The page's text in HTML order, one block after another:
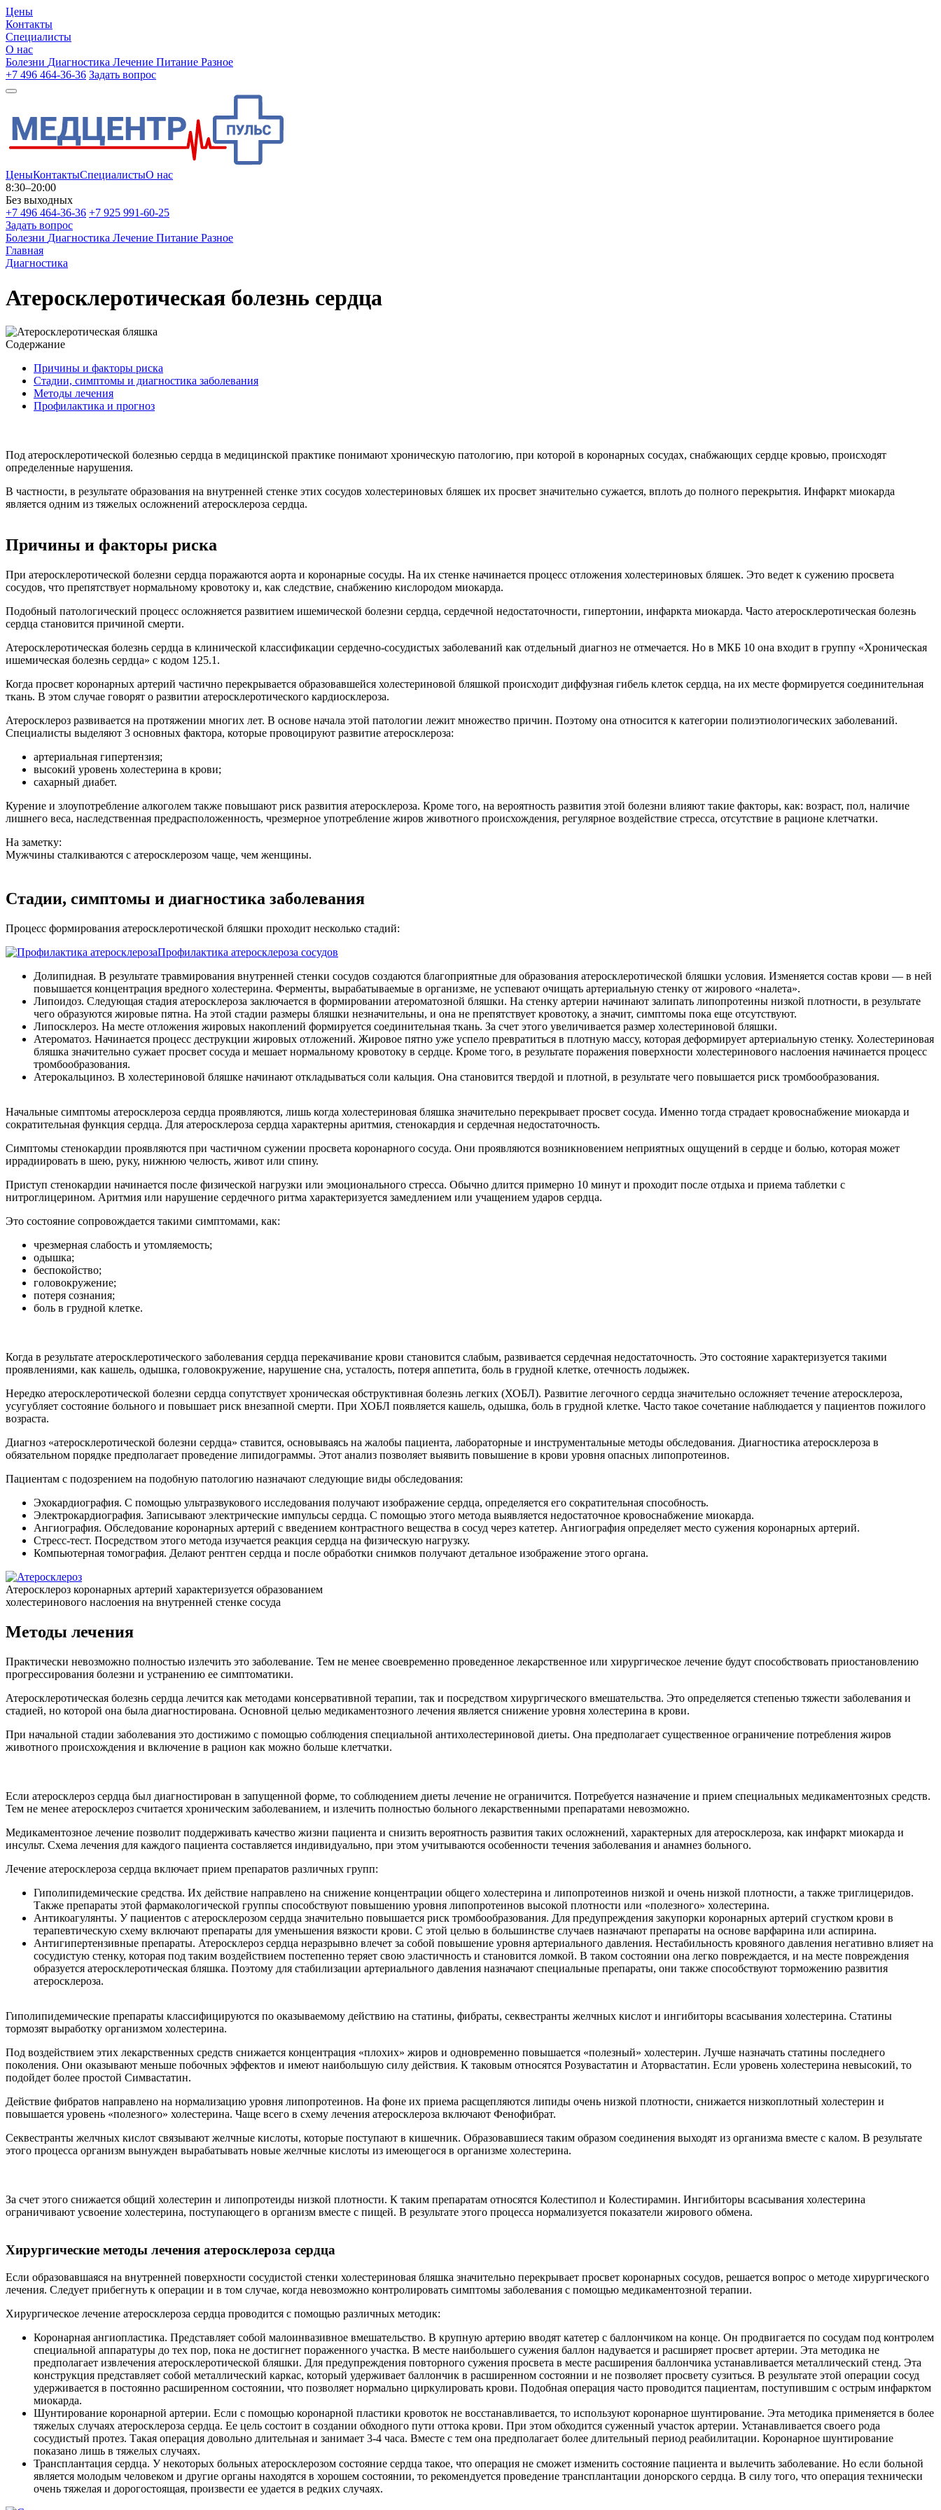
Цены
Контакты
Специалисты
О нас
Болезни Диагностика Лечение Питание Разное
+7 496 464-36-36 Задать вопрос
ЦеныКонтактыСпециалистыО нас
8:30–20:00
Без выходных
+7 496 464-36-36 +7 925 991-60-25
Задать вопрос
Болезни Диагностика Лечение Питание Разное
Главная
Диагностика
Атеросклеротическая болезнь сердца
Содержание
Причины и факторы риска
Стадии, симптомы и диагностика заболевания
Методы лечения
Профилактика и прогноз
Под атеросклеротической болезнью сердца в медицинской практике понимают хроническую патологию, при которой в коронарных сосудах, снабжающих сердце кровью, происходят
определенные нарушения.
В частности, в результате образования на внутренней стенке этих сосудов холестериновых бляшек их просвет значительно сужается, вплоть до полного перекрытия. Инфаркт миокарда
является одним из тяжелых осложнений атеросклероза сердца.
Причины и факторы риска
При атеросклеротической болезни сердца поражаются аорта и коронарные сосуды. На их стенке начинается процесс отложения холестериновых бляшек. Это ведет к сужению просвета
сосудов, что препятствует нормальному кровотоку и, как следствие, снабжению кислородом миокарда.
Подобный патологический процесс осложняется развитием ишемической болезни сердца, сердечной недостаточности, гипертонии, инфаркта миокарда. Часто атеросклеротическая болезнь
сердца становится причиной смерти.
Атеросклеротическая болезнь сердца в клинической классификации сердечно-сосудистых заболеваний как отдельный диагноз не отмечается. Но в МКБ 10 она входит в группу «Хроническая
ишемическая болезнь сердца» с кодом 125.1.
Когда просвет коронарных артерий частично перекрывается образовавшейся холестериновой бляшкой происходит диффузная гибель клеток сердца, на их месте формируется соединительная
ткань. В этом случае говорят о развитии атеросклеротического кардиосклероза.
Атеросклероз развивается на протяжении многих лет. В основе начала этой патологии лежит множество причин. Поэтому она относится к категории полиэтиологических заболеваний.
Специалисты выделяют 3 основных фактора, которые провоцируют развитие атеросклероза:
артериальная гипертензия;
высокий уровень холестерина в крови;
сахарный диабет.
Курение и злоупотребление алкоголем также повышают риск развития атеросклероза. Кроме того, на вероятность развития этой болезни влияют такие факторы, как: возраст, пол, наличие
лишнего веса, наследственная предрасположенность, чрезмерное употребление жиров животного происхождения, регулярное воздействие стресса, отсутствие в рационе клетчатки.
На заметку:
Мужчины сталкиваются с атеросклерозом чаще, чем женщины.
Стадии, симптомы и диагностика заболевания
Процесс формирования атеросклеротической бляшки проходит несколько стадий:
Профилактика атеросклероза сосудов
Долипидная. В результате травмирования внутренней стенки сосудов создаются благоприятные для образования атеросклеротической бляшки условия. Изменяется состав крови — в ней
повышается концентрация вредного холестерина. Ферменты, вырабатываемые в организме, не успевают очищать артериальную стенку от жирового «налета».
Липоидоз. Следующая стадия атеросклероза заключается в формировании атероматозной бляшки. На стенку артерии начинают залипать липопротеины низкой плотности, в результате
чего образуются жировые пятна. На этой стадии размеры бляшки незначительны, и она не препятствует кровотоку, а значит, симптомы пока еще отсутствуют.
Липосклероз. На месте отложения жировых накоплений формируется соединительная ткань. За счет этого увеличивается размер холестериновой бляшки.
Атероматоз. Начинается процесс деструкции жировых отложений. Жировое пятно уже успело превратиться в плотную массу, которая деформирует артериальную стенку. Холестериновая
бляшка значительно сужает просвет сосуда и мешает нормальному кровотоку в сердце. Кроме того, в результате поражения поверхности холестеринового наслоения начинается процесс
тромбообразования.
Атерокальциноз. В холестериновой бляшке начинают откладываться соли кальция. Она становится твердой и плотной, в результате чего повышается риск тромбообразования.
Начальные симптомы атеросклероза сердца проявляются, лишь когда холестериновая бляшка значительно перекрывает просвет сосуда. Именно тогда страдает кровоснабжение миокарда и
сократительная функция сердца. Для атеросклероза сердца характерны аритмия, стенокардия и сердечная недостаточность.
Симптомы стенокардии проявляются при частичном сужении просвета коронарного сосуда. Они проявляются возникновением неприятных ощущений в сердце и болью, которая может
иррадиировать в шею, руку, нижнюю челюсть, живот или спину.
Приступ стенокардии начинается после физической нагрузки или эмоционального стресса. Обычно длится примерно 10 минут и проходит после отдыха и приема таблетки с
нитроглицерином. Аритмия или нарушение сердечного ритма характеризуется замедлением или учащением ударов сердца.
Это состояние сопровождается такими симптомами, как:
чрезмерная слабость и утомляемость;
одышка;
беспокойство;
головокружение;
потеря сознания;
боль в грудной клетке.
Когда в результате атеросклеротического заболевания сердца перекачивание крови становится слабым, развивается сердечная недостаточность. Это состояние характеризуется такими
проявлениями, как кашель, одышка, головокружение, нарушение сна, усталость, потеря аппетита, боль в грудной клетке, отечность лодыжек.
Нередко атеросклеротической болезни сердца сопутствует хроническая обструктивная болезнь легких (ХОБЛ). Развитие легочного сердца значительно осложняет течение атеросклероза,
усугубляет состояние больного и повышает риск внезапной смерти. При ХОБЛ появляется кашель, одышка, боль в грудной клетке. Часто такое сочетание наблюдается у пациентов пожилого
возраста.
Диагноз «атеросклеротической болезни сердца» ставится, основываясь на жалобы пациента, лабораторные и инструментальные методы обследования. Диагностика атеросклероза в
обязательном порядке предполагает проведение липидограммы. Этот анализ позволяет выявить повышение в крови уровня опасных липопротеинов.
Пациентам с подозрением на подобную патологию назначают следующие виды обследования:
Эхокардиография. С помощью ультразвукового исследования получают изображение сердца, определяется его сократительная способность.
Электрокардиография. Записывают электрические импульсы сердца. С помощью этого метода выявляется недостаточное кровоснабжение миокарда.
Ангиография. Обследование коронарных артерий с введением контрастного вещества в сосуд через катетер. Ангиография определяет место сужения коронарных артерий.
Стресс-тест. Посредством этого метода изучается реакция сердца на физическую нагрузку.
Компьютерная томография. Делают рентген сердца и после обработки снимков получают детальное изображение этого органа.
Атеросклероз коронарных артерий характеризуется образованием
холестеринового наслоения на внутренней стенке сосуда
Методы лечения
Практически невозможно полностью излечить это заболевание. Тем не менее своевременно проведенное лекарственное или хирургическое лечение будут способствовать приостановлению
прогрессирования болезни и устранению ее симптоматики.
Атеросклеротическая болезнь сердца лечится как методами консервативной терапии, так и посредством хирургического вмешательства. Это определяется степенью тяжести заболевания и
стадией, но которой она была диагностирована. Основной целью медикаментозного лечения является снижение уровня холестерина в крови.
При начальной стадии заболевания это достижимо с помощью соблюдения специальной антихолестериновой диеты. Она предполагает существенное ограничение потребления жиров
животного происхождения и включение в рацион как можно больше клетчатки.
Если атеросклероз сердца был диагностирован в запущенной форме, то соблюдением диеты лечение не ограничится. Потребуется назначение и прием специальных медикаментозных средств.
Тем не менее атеросклероз считается хроническим заболеванием, и излечить полностью больного лекарственными препаратами невозможно.
Медикаментозное лечение позволит поддерживать качество жизни пациента и снизить вероятность развития таких осложнений, характерных для атеросклероза, как инфаркт миокарда и
инсульт. Схема лечения для каждого пациента составляется индивидуально, при этом учитываются особенности течения заболевания и анамнез больного.
Лечение атеросклероза сердца включает прием препаратов различных групп:
Гиполипидемические средства. Их действие направлено на снижение концентрации общего холестерина и липопротеинов низкой и очень низкой плотности, а также триглицеридов.
Также препараты этой фармакологической группы способствуют повышению уровня липопротеинов высокой плотности или «полезного» холестерина.
Антикоагулянты. У пациентов с атеросклерозом сердца значительно повышается риск тромбообразования. Для предупреждения закупорки коронарных артерий сгустком крови в
терапевтическую схему включают препараты для уменьшения вязкости крови. С этой целью в большинстве случаев назначают препараты на основе варфарина или аспирина.
Антигипертензивные препараты. Атеросклероз сердца неразрывно влечет за собой повышение уровня артериального давления. Нестабильность кровяного давления негативно влияет на
сосудистую стенку, которая под таким воздействием постепенно теряет свою эластичность и становится ломкой. В таком состоянии она легко повреждается, и на месте повреждения
образуется атеросклеротическая бляшка. Поэтому для стабилизации артериального давления назначают специальные препараты, они также способствуют торможению развития
атеросклероза.
Гиполипидемические препараты классифицируются по оказываемому действию на статины, фибраты, секвестранты желчных кислот и ингибиторы всасывания холестерина. Статины
тормозят выработку организмом холестерина.
Под воздействием этих лекарственных средств снижается концентрация «плохих» жиров и одновременно повышается «полезный» холестерин. Лучше назначать статины последнего
поколения. Они оказывают меньше побочных эффектов и имеют наибольшую силу действия. К таковым относятся Розувастатин и Аторвастатин. Если уровень холестерина невысокий, то
подойдет более простой Симвастатин.
Действие фибратов направлено на нормализацию уровня липопротеинов. На фоне их приема расщепляются липиды очень низкой плотности, снижается низкоплотный холестерин и
повышается уровень «полезного» холестерина. Чаще всего в схему лечения атеросклероза включают Фенофибрат.
Секвестранты желчных кислот связывают желчные кислоты, которые поступают в кишечник. Образовавшиеся таким образом соединения выходят из организма вместе с калом. В результате
этого процесса организм вынужден вырабатывать новые желчные кислоты из имеющегося в организме холестерина.
За счет этого снижается общий холестерин и липопротеиды низкой плотности. К таким препаратам относятся Колестипол и Колестирамин. Ингибиторы всасывания холестерина
ограничивают усвоение холестерина, поступающего в организм вместе с пищей. В результате этого процесса нормализуется показатели жирового обмена.
Хирургические методы лечения атеросклероза сердца
Если образовавшаяся на внутренней поверхности сосудистой стенки холестериновая бляшка значительно перекрывает просвет коронарных сосудов, решается вопрос о методе хирургического
лечения. Следует прибегнуть к операции и в том случае, когда невозможно контролировать симптомы заболевания с помощью медикаментозной терапии.
Хирургическое лечение атеросклероза сердца проводится с помощью различных методик:
Коронарная ангиопластика. Представляет собой малоинвазивное вмешательство. В крупную артерию вводят катетер с баллончиком на конце. Он продвигается по сосудам под контролем
специальной аппаратуры до тех пор, пока не достигнет пораженного участка. В месте наибольшего сужения баллон надувается и расширяет просвет артерии. Эта методика не
предполагает извлечения атеросклеротической бляшки. Для предупреждения повторного сужения просвета в месте расширения баллончика устанавливается металлический стенд. Эта
конструкция представляет собой металлический каркас, который удерживает баллончик в расширенном состоянии и не позволяет просвету сузиться. В результате этой операции сосуд
удерживается в постоянно расширенном состоянии, что позволяет нормально циркулировать крови. Подобная операция часто проводится пациентам, поступившим с острым инфарктом
миокарда.
Шунтирование коронарной артерии. Если с помощью коронарной пластики кровоток не восстанавливается, то используют коронарное шунтирование. Эта методика применяется в более
тяжелых случаях атеросклероза сердца. Ее цель состоит в создании обходного пути оттока крови. При этом обходится суженный участок артерии. Устанавливается своего рода
сосудистый протез. Такая операция довольно длительная и занимает 3-4 часа. Вместе с тем она предполагает более длительный период реабилитации. Коронарное шунтирование
показано лишь в тяжелых случаях.
Трансплантация сердца. У некоторых больных атеросклерозом состояние сердца такое, что операция не сможет изменить состояние пациента и вылечить заболевание. Но если больной
является молодым человеком и другие органы находятся в хорошем состоянии, то рекомендуется проведение трансплантации донорского сердца. В силу того, что операция технически
очень тяжелая и дорогостоящая, произвести ее удается в редких случаях.